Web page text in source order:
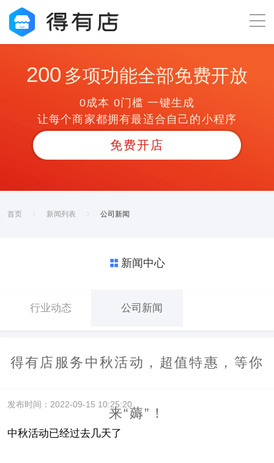
200 多项功能全部免费开放
0成本 0门槛 一键生成
让每个商家都拥有最适合自己的小程序
免费开店
首页 新闻列表 公司新闻
新闻中心
行业动态 公司新闻
得有店服务中秋活动，超值特惠，等你
来“薅”！
发布时间：2022-09-15 10:25:20
中秋活动已经过去几天了